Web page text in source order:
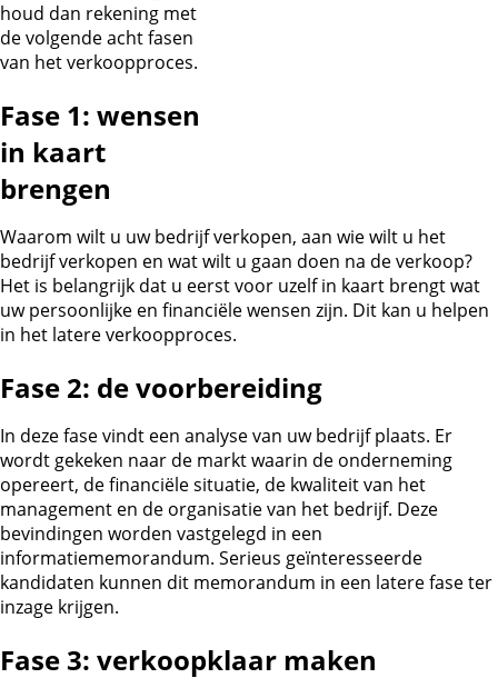
houd dan rekening met
de volgende acht fasen
van het verkoopproces.
Fase 1: wensen
in kaart
brengen
Waarom wilt u uw bedrijf verkopen, aan wie wilt u het
bedrijf verkopen en wat wilt u gaan doen na de verkoop?
Het is belangrijk dat u eerst voor uzelf in kaart brengt wat
uw persoonlijke en financiële wensen zijn. Dit kan u helpen
in het latere verkoopproces.
Fase 2: de voorbereiding
In deze fase vindt een analyse van uw bedrijf plaats. Er
wordt gekeken naar de markt waarin de onderneming
opereert, de financiële situatie, de kwaliteit van het
management en de organisatie van het bedrijf. Deze
bevindingen worden vastgelegd in een
informatiememorandum. Serieus geïnteresseerde
kandidaten kunnen dit memorandum in een latere fase ter
inzage krijgen.
Fase 3: verkoopklaar maken